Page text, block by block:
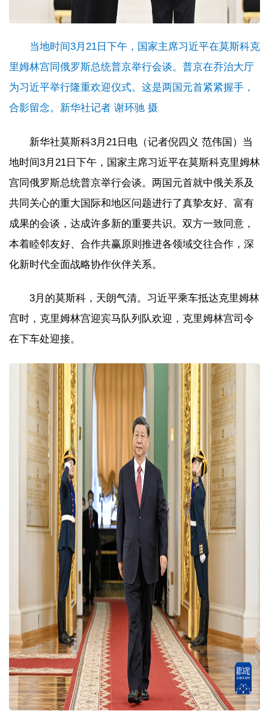
当地时间3月21日下午，国家主席习近平在莫斯科克
里姆林宫同俄罗斯总统普京举行会谈。普京在乔治大厅
为习近平举行隆重欢迎仪式。这是两国元首紧紧握手，
合影留念。新华社记者 谢环驰 摄
新华社莫斯科3月21日电（记者倪四义 范伟国）当
地时间3月21日下午，国家主席习近平在莫斯科克里姆林
宫同俄罗斯总统普京举行会谈。两国元首就中俄关系及
共同关心的重大国际和地区问题进行了真挚友好、富有
成果的会谈，达成许多新的重要共识。双方一致同意，
本着睦邻友好、合作共赢原则推进各领域交往合作，深
化新时代全面战略协作伙伴关系。
3月的莫斯科，天朗气清。习近平乘车抵达克里姆林
宫时，克里姆林宫迎宾马队列队欢迎，克里姆林宫司令
在下车处迎接。